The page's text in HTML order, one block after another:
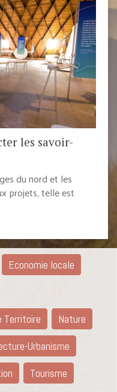
les savoir-
du nord et les
projets, telle est
Economie locale
Territoire
Nature
Urbanisme
Tourisme